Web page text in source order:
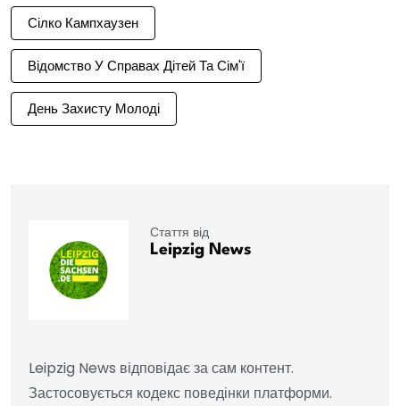
Сілко Кампхаузен
Відомство У Справах Дітей Та Сім'ї
День Захисту Молоді
Стаття від
Leipzig News
Leipzig News відповідає за сам контент.
Застосовується кодекс поведінки платформи.